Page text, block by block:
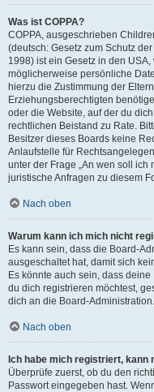
Was ist COPPA?
COPPA, ausgeschrieben
(deutsch: Gesetz zum Schutz
1998) ist ein Gesetz in den
möglicherweise persönliche
hierzu die Zustimmung der
Erziehungsberechtigten
oder die Website, auf der du
rechtlichen Beistand zu Rate.
Besitzer dieses Boards keine
Anlaufstelle für
unter der Frage „An wen soll
juristische Anfragen zu diesem
Nach oben
Warum kann ich mich nicht
Es kann sein, dass die Board-
ausgeschaltet hat, damit sich
Es könnte auch sein, dass
du dich registrieren möchtest,
dich an die Board-Administration.
Nach oben
Ich habe mich registriert, kann
Überprüfe zuerst, ob du den
Passwort eingegeben hast.